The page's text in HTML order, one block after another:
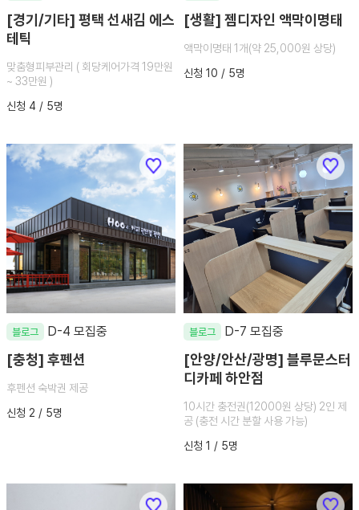
[경기/기타] 평택 선새김 에스
테틱
맞춤형피부관리 ( 회당케어가격 19만원
~ 33만원 )
신청 4 / 5명
[생활] 젬디자인 액막이명태
액막이명태 1개(약 25,000원 상당)
신청 10 / 5명
블로그 D-4 모집중
[충청] 후펜션
후펜션 숙박권 제공
신청 2 / 5명
블로그 D-7 모집중
[안양/안산/광명] 블루문스터
디카페 하안점
10시간 충전권(12000원 상당) 2인 제
공 (충전 시간 분할 사용 가능)
신청 1 / 5명